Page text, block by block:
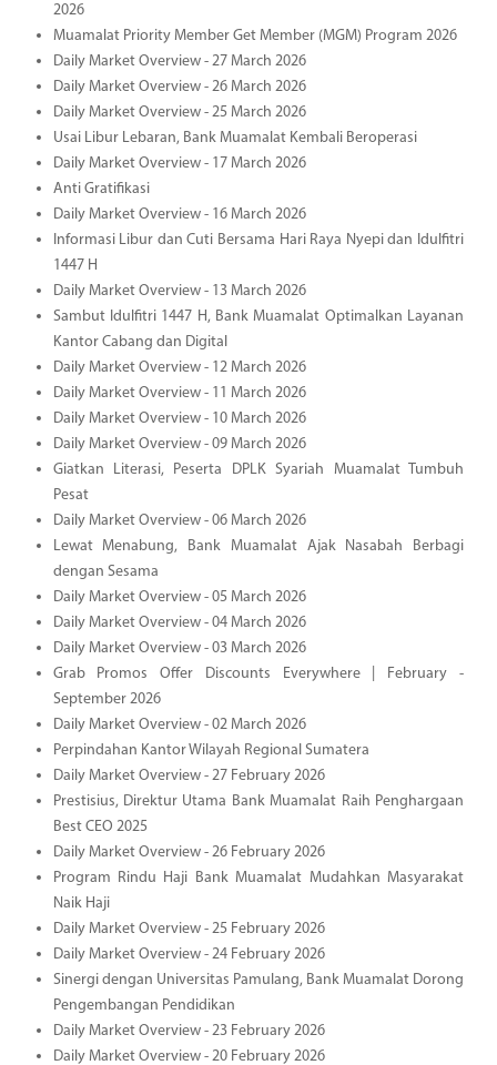
2026
Muamalat Priority Member Get Member (MGM) Program 2026
Daily Market Overview - 27 March 2026
Daily Market Overview - 26 March 2026
Daily Market Overview - 25 March 2026
Usai Libur Lebaran, Bank Muamalat Kembali Beroperasi
Daily Market Overview - 17 March 2026
Anti Gratifikasi
Daily Market Overview - 16 March 2026
Informasi Libur dan Cuti Bersama Hari Raya Nyepi dan Idulfitri
1447 H
Daily Market Overview - 13 March 2026
Sambut Idulfitri 1447 H, Bank Muamalat Optimalkan Layanan
Kantor Cabang dan Digital
Daily Market Overview - 12 March 2026
Daily Market Overview - 11 March 2026
Daily Market Overview - 10 March 2026
Daily Market Overview - 09 March 2026
Giatkan Literasi, Peserta DPLK Syariah Muamalat Tumbuh
Pesat
Daily Market Overview - 06 March 2026
Lewat Menabung, Bank Muamalat Ajak Nasabah Berbagi
dengan Sesama
Daily Market Overview - 05 March 2026
Daily Market Overview - 04 March 2026
Daily Market Overview - 03 March 2026
Grab Promos Offer Discounts Everywhere | February -
September 2026
Daily Market Overview - 02 March 2026
Perpindahan Kantor Wilayah Regional Sumatera
Daily Market Overview - 27 February 2026
Prestisius, Direktur Utama Bank Muamalat Raih Penghargaan
Best CEO 2025
Daily Market Overview - 26 February 2026
Program Rindu Haji Bank Muamalat Mudahkan Masyarakat
Naik Haji
Daily Market Overview - 25 February 2026
Daily Market Overview - 24 February 2026
Sinergi dengan Universitas Pamulang, Bank Muamalat Dorong
Pengembangan Pendidikan
Daily Market Overview - 23 February 2026
Daily Market Overview - 20 February 2026